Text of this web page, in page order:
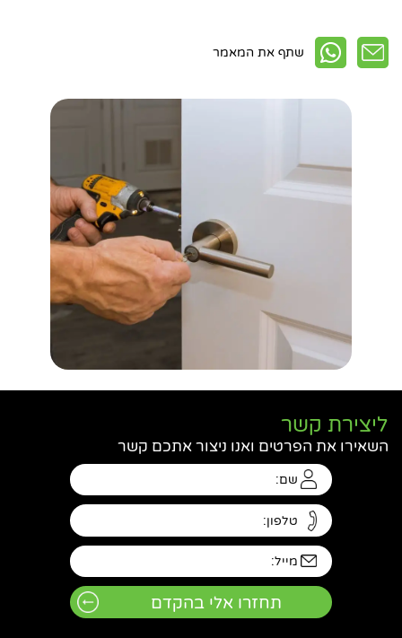
שתף את המאמר
ליצירת קשר
השאירו את הפרטים ואנו ניצור אתכם קשר